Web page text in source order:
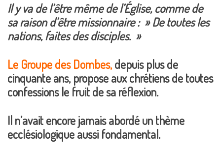
Il y va de l’être même de l’Église, comme de
sa raison d’être missionnaire : » De toutes les
nations, faites des disciples. »
Le Groupe des Dombes,depuis plus de
cinquante ans, propose aux chrétiens de toutes
confessions le fruit de sa réflexion.
Il n’avait encore jamais abordé un thème
ecclésiologique aussi fondamental.